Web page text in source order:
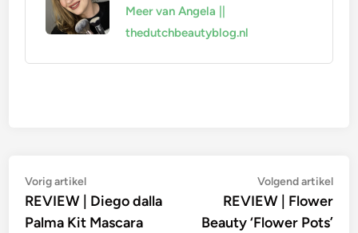
Meer van Angela ||
thedutchbeautyblog.nl
Bericht
navigatie
Vorig artikelVorig
artikel:
REVIEW | Diego dalla
Palma Kit Mascara
Volgend artikel
REVIEW | Flower
Beauty ‘Flower Pots’